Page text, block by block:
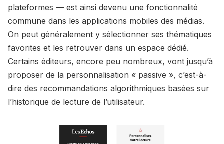
plateformes — est ainsi devenu une fonctionnalité
commune dans les applications mobiles des médias.
On peut généralement y sélectionner ses thématiques
favorites et les retrouver dans un espace dédié.
Certains éditeurs, encore peu nombreux, vont jusqu’à
proposer de la personnalisation « passive », c’est-à-
dire des recommandations algorithmiques basées sur
l’historique de lecture de l’utilisateur.